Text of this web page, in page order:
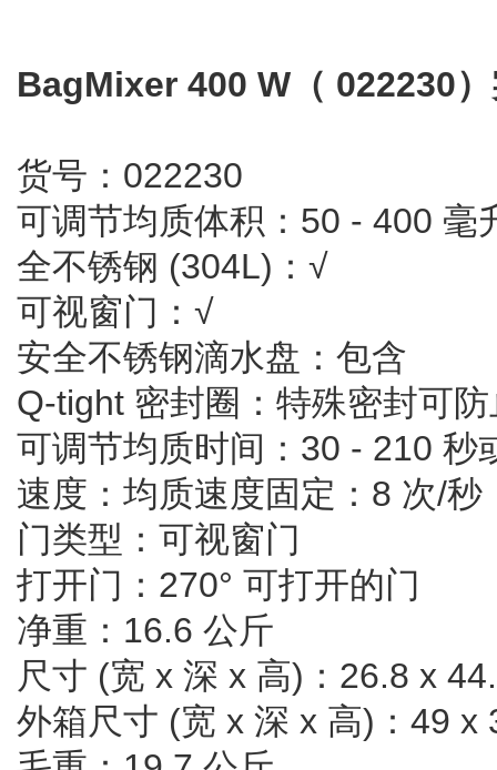
BagMixer 400 W（ 022230
货号：022230
可调节均质体积：50 - 400 毫
全不锈钢 (304L)：√
可视窗门：√
安全不锈钢滴水盘：包含
Q-tight 密封圈：特殊密封可
可调节均质时间：30 - 210 秒
速度：均质速度固定：8 次/秒
门类型：可视窗门
打开门：270° 可打开的门
净重：16.6 公斤
尺寸 (宽 x 深 x 高)：26.8 x
外箱尺寸 (宽 x 深 x 高)：49 x